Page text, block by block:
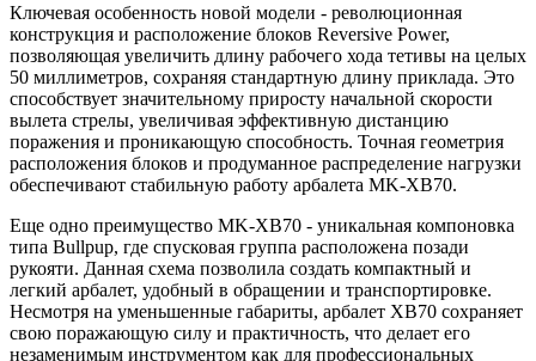
Ключевая особенность новой модели - революционная
конструкция и расположение блоков Reversive Power,
позволяющая увеличить длину рабочего хода тетивы на целых
50 миллиметров, сохраняя стандартную длину приклада. Это
способствует значительному приросту начальной скорости
вылета стрелы, увеличивая эффективную дистанцию
поражения и проникающую способность. Точная геометрия
расположения блоков и продуманное распределение нагрузки
обеспечивают стабильную работу арбалета MK-XB70.
Еще одно преимущество MK-XB70 - уникальная компоновка
типа Bullpup, где спусковая группа расположена позади
рукояти. Данная схема позволила создать компактный и
легкий арбалет, удобный в обращении и транспортировке.
Несмотря на уменьшенные габариты, арбалет XB70 сохраняет
свою поражающую силу и практичность, что делает его
незаменимым инструментом как для профессиональных